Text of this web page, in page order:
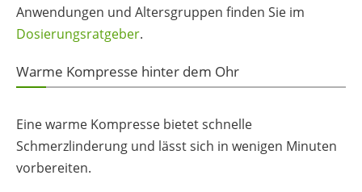
Anwendungen und Altersgruppen finden Sie im
Dosierungsratgeber.
Warme Kompresse hinter dem Ohr
Eine warme Kompresse bietet schnelle
Schmerzlinderung und lässt sich in wenigen Minuten
vorbereiten.